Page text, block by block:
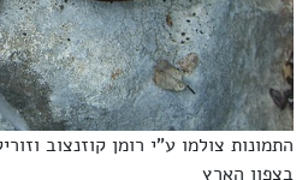
התמונות צולמו ע"י רומן קוזנצוב
בצפון הארץ